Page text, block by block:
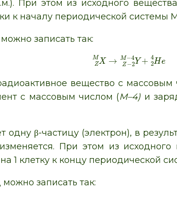
При этом из исходного
к началу периодической системы
записать так:
M
ZX → M−4
Z −2Y + 4
2He
вещество с массовым
с массовым числом (M–4) и
одну β-частицу (электрон), в
При этом из исходного
1 клетку к концу периодической
записать так: